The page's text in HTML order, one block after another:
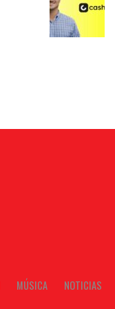
MÚSICA NOTICIAS